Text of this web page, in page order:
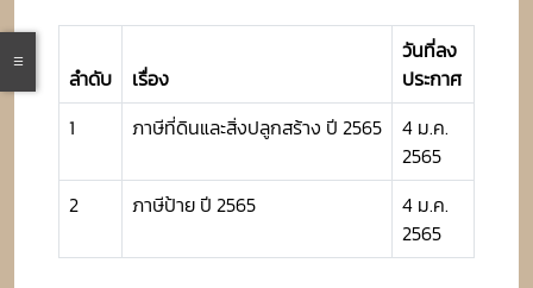
ลำดับ เรื่อง
วันที่ลง
ประกาศ
1
ภาษีที่ดินและสิ่งปลูกสร้าง ปี 2565
4 ม.ค.
2565
2
ภาษีป้าย ปี 2565
4 ม.ค.
2565